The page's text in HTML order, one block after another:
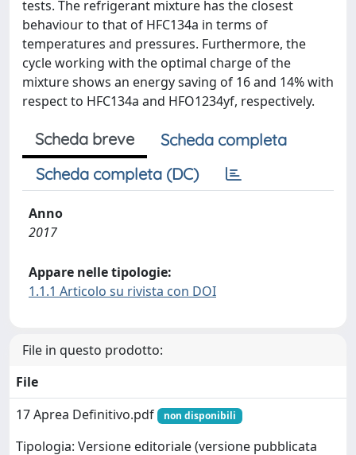
tests. The refrigerant mixture has the closest
behaviour to that of HFC134a in terms of
temperatures and pressures. Furthermore, the
cycle working with the optimal charge of the
mixture shows an energy saving of 16 and 14% with
respect to HFC134a and HFO1234yf, respectively.
Scheda breve
Scheda completa
Scheda completa (DC)
Anno
2017
Appare nelle tipologie:
1.1.1 Articolo su rivista con DOI
File in questo prodotto:
File
17 Aprea Definitivo.pdf
non disponibili
Tipologia: Versione editoriale (versione pubblicata